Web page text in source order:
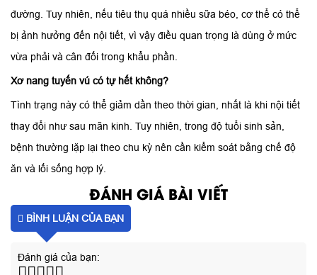
đường. Tuy nhiên, nếu tiêu thụ quá nhiều sữa béo, cơ thể có thể
bị ảnh hưởng đến nội tiết, vì vậy điều quan trọng là dùng ở mức
vừa phải và cân đối trong khẩu phần.
Xơ nang tuyến vú có tự hết không?
Tình trạng này có thể giảm dần theo thời gian, nhất là khi nội tiết
thay đổi như sau mãn kinh. Tuy nhiên, trong độ tuổi sinh sản,
bệnh thường lặp lại theo chu kỳ nên cần kiểm soát bằng chế độ
ăn và lối sống hợp lý.
ĐÁNH GIÁ BÀI VIẾT
BÌNH LUẬN CỦA BẠN
Đánh giá của bạn: